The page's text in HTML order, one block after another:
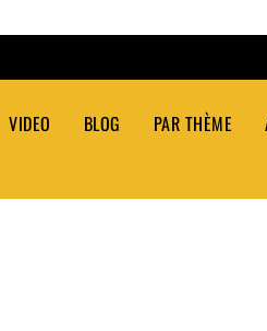
VIDEO BLOG PAR THÈME